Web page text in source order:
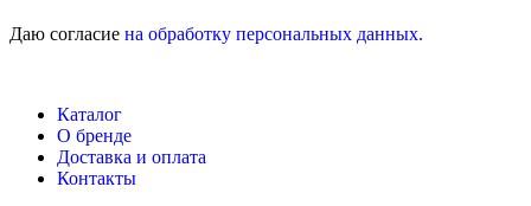
Даю согласие на обработку персональных данных.
Каталог
О бренде
Доставка и оплата
Контакты